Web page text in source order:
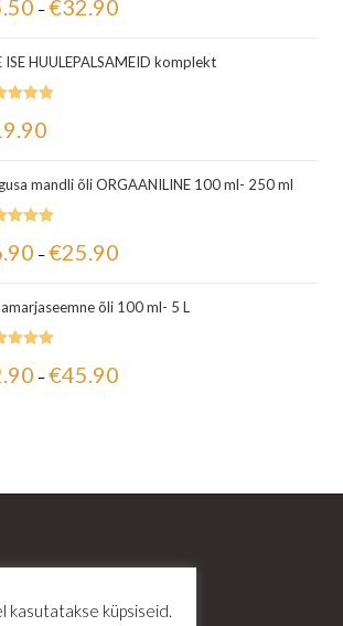
/ 5 – €32.90
ISE HUULEPALSAMEID komplekt
/ 5
mandli õli ORGAANILINE 100 ml- 250 ml
/ 5 – €25.90
õli 100 ml- 5 L
/ 5 – €45.90
kasutatakse küpsiseid.